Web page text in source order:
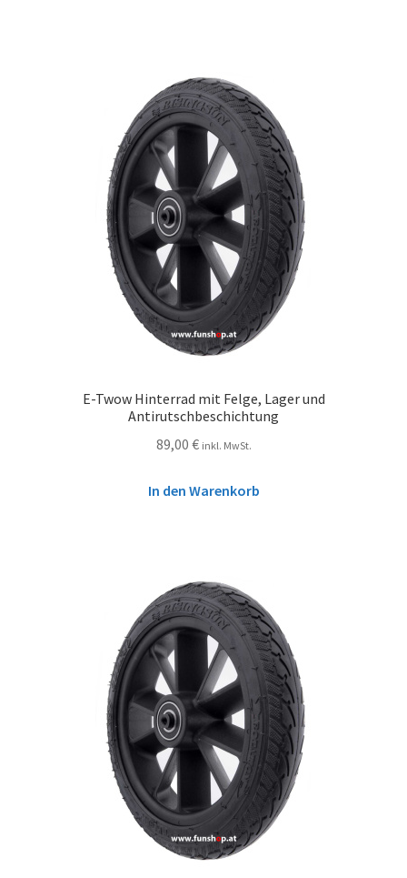
E-Twow Hinterrad mit Felge, Lager und
Antirutschbeschichtung
89,00 € inkl. MwSt.
In den Warenkorb